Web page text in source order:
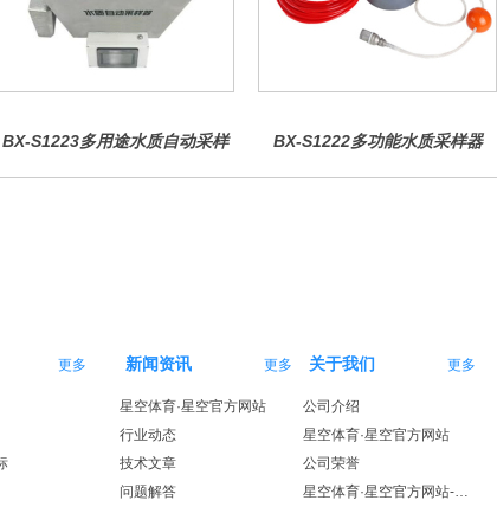
BX-S1223多用途水质自动采样
BX-S1222多功能水质采样器
新闻资讯 更多
星空体育·星空官方网站
行业动态
技术文章
问题解答
更多 关于我们 更多
公司介绍
星空体育·星空官方网站
公司荣誉
星空体育·星空官方网站-星空体育（中国）